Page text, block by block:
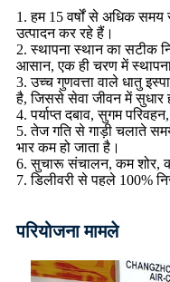
1. हम 15 वर्षों से अधिक
उत्पादन कर रहे हैं।
2. स्थापना स्थान का सटीक
आसान, एक ही चरण में
3. उच्च गुणवत्ता वाले धातु
है, जिससे सेवा जीवन में सुधार
4. पर्याप्त दबाव, सुगम
5. तेज गति से गाड़ी चलाते
भार कम हो जाता है।
6. सुचारू संचालन, कम शोर,
7. डिलीवरी से पहले 100%
परियोजना मामले